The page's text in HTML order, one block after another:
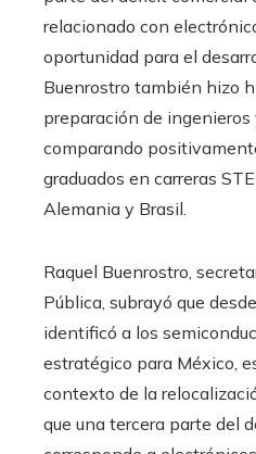
relacionado con
oportunidad para el
Buenrostro también hizo
preparación de
comparando
graduados en carreras
Alemania y Brasil.
Raquel Buenrostro,
Pública, subrayó que
identificó a los
estratégico para México,
contexto de la
que una tercera parte del